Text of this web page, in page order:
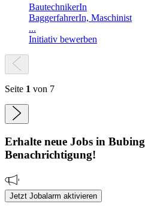
BautechnikerIn
BaggerfahrerIn, Maschinist
...
Initiativ bewerben
Seite 1 von 7
Erhalte neue Jobs in Bubing
Benachrichtigung!
Jetzt Jobalarm aktivieren